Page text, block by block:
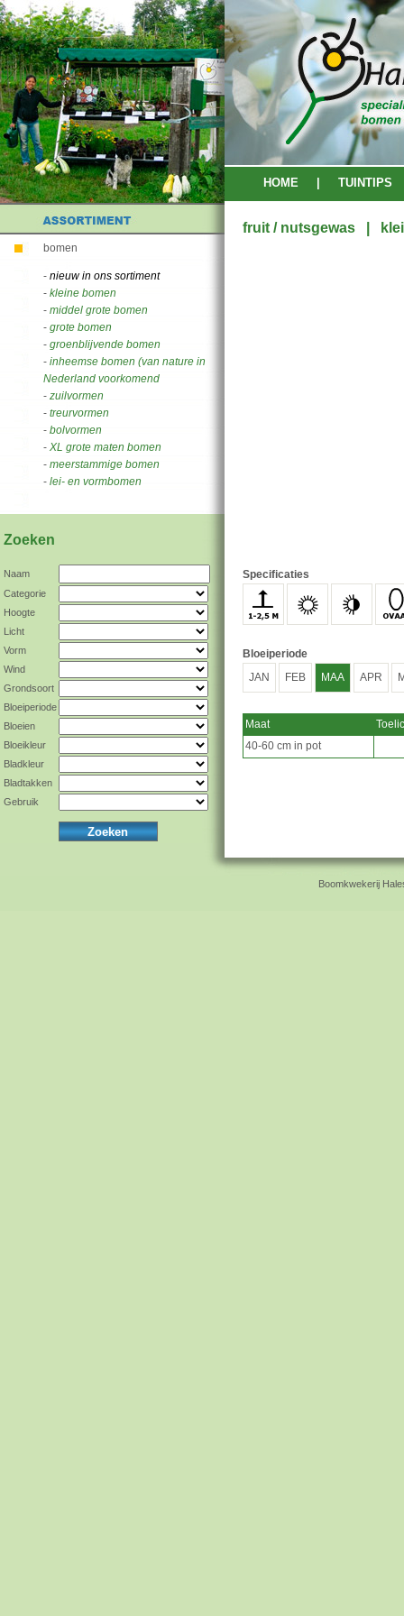
bomen
- nieuw in ons sortiment
- kleine bomen
- middel grote bomen
- grote bomen
- groenblijvende bomen
- inheemse bomen (van nature in
Nederland voorkomend
- zuilvormen
- treurvormen
- bolvormen
- XL grote maten bomen
- meerstammige bomen
- lei- en vormbomen
Zoeken
Naam
Categorie
Hoogte
Licht
Vorm
Wind
Grondsoort
Bloeiperiode
Bloeien
Bloeikleur
Bladkleur
Bladtakken
Gebruik
HOME TUINTIPS
fruit / nutsgewas |
Specificaties
Bloeiperiode
JAN
FEB MAA APR
Maat
40-60 cm in pot
Boomkwekerij